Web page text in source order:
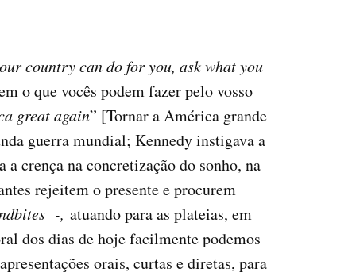
country can do for you, ask what you
o que vocês podem fazer pelo vosso
great again” [Tornar a América grande
guerra mundial; Kennedy instigava a
crença na concretização do sonho, na
rejeitem o presente e procurem
-, atuando para as plateias, em
dos dias de hoje facilmente podemos
orais, curtas e diretas, para